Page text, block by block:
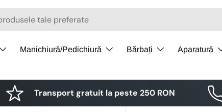
Manichiură/Pedichiură Bărbați Aparatură
Transport gratuit la peste 250 RON